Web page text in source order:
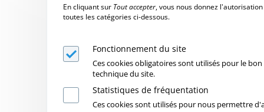
En cliquant sur Tout accepter, vous nous donnez
toutes les catégories ci-dessous.
Fonctionnement du site
Ces cookies obligatoires sont utilisés pour le
technique du site.
Statistiques de fréquentation
Ces cookies sont utilisés pour nous permettre